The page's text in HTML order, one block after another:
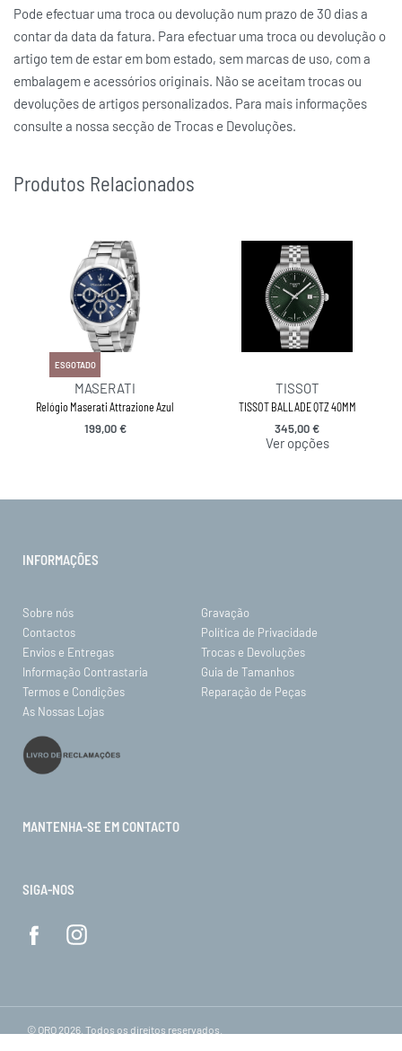
Pode efectuar uma troca ou devolução num prazo de 30 dias a
contar da data da fatura. Para efectuar uma troca ou devolução o
artigo tem de estar em bom estado, sem marcas de uso, com a
embalagem e acessórios originais. Não se aceitam trocas ou
devoluções de artigos personalizados. Para mais informações
consulte a nossa secção de Trocas e Devoluções.
Produtos Relacionados
ESGOTADO
MASERATI
Relógio Maserati Attrazione Azul
199,00€
TISSOT
TISSOT BALLADE QTZ 40MM
345,00€
Ver opções
INFORMAÇÕES
Sobre nós
Gravação
Contactos
Política de Privacidade
Envios e Entregas
Trocas e Devoluções
Informação Contrastaria
Guia de Tamanhos
Termos e Condições
Reparação de Peças
As Nossas Lojas
MANTENHA-SE EM CONTACTO
SIGA-NOS
© ORO 2026. Todos os direitos reservados.